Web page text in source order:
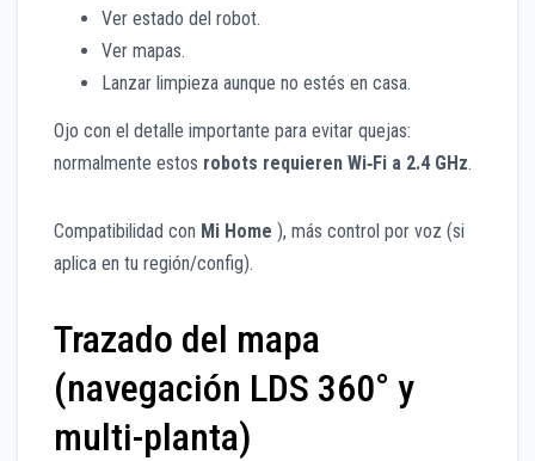
Ver estado del robot.
Ver mapas.
Lanzar limpieza aunque no estés en casa.
Ojo con el detalle importante para evitar quejas:
normalmente estos robots requieren Wi‑Fi a 2.4 GHz.
Compatibilidad con Mi Home ), más control por voz (si
aplica en tu región/config).
Trazado del mapa
(navegación LDS 360° y
multi-planta)